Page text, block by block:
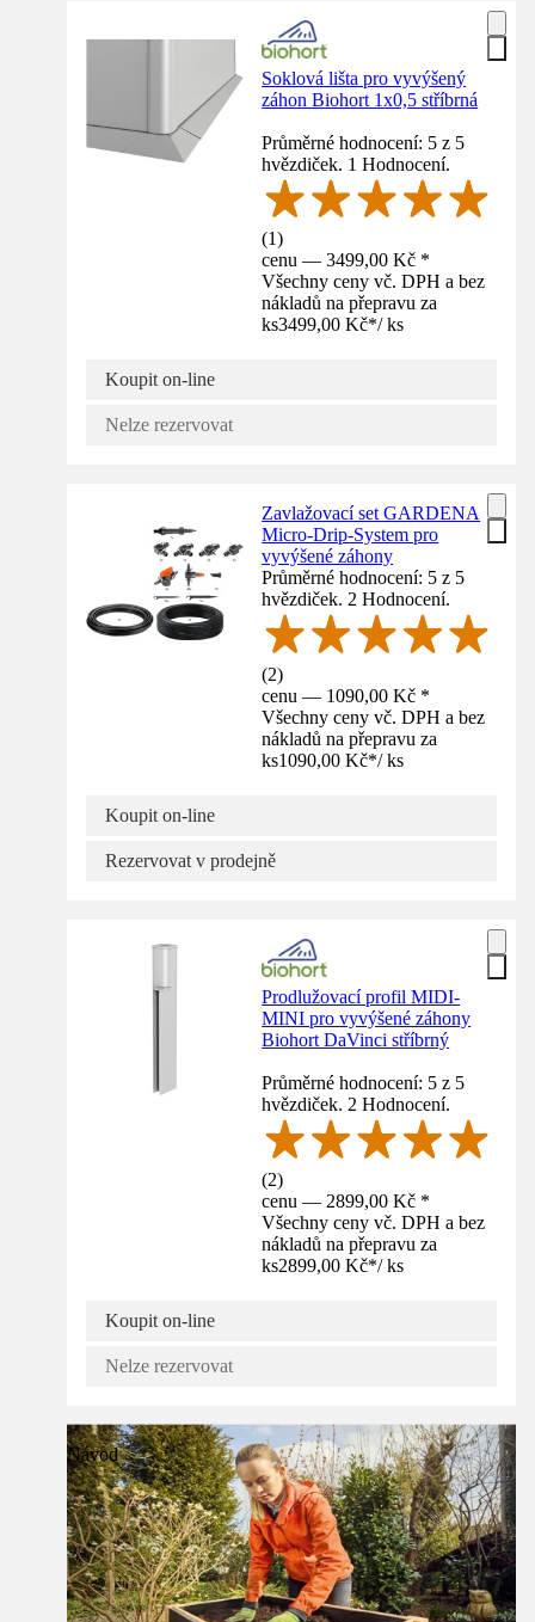
Soklová lišta pro vyvýšený
záhon Biohort 1x0,5 stříbrná
Průměrné hodnocení: 5 z 5
hvězdiček. 1 Hodnocení.
(1)
cenu — 3499,00 Kč *
Všechny ceny vč. DPH a bez
nákladů na přepravu za
ks3499,00 Kč*/ ks
Koupit on-line
Nelze rezervovat
Zavlažovací set GARDENA
Micro-Drip-System pro
vyvýšené záhony
Průměrné hodnocení: 5 z 5
hvězdiček. 2 Hodnocení.
(2)
cenu — 1090,00 Kč *
Všechny ceny vč. DPH a bez
nákladů na přepravu za
ks1090,00 Kč*/ ks
Koupit on-line
Rezervovat v prodejně
Prodlužovací profil MIDI-
MINI pro vyvýšené záhony
Biohort DaVinci stříbrný
Průměrné hodnocení: 5 z 5
hvězdiček. 2 Hodnocení.
(2)
cenu — 2899,00 Kč *
Všechny ceny vč. DPH a bez
nákladů na přepravu za
ks2899,00 Kč*/ ks
Koupit on-line
Nelze rezervovat
Návod